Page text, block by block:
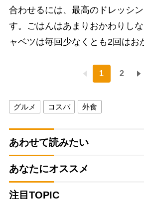
合わせるには、最高のドレッシ
す。ごはんはあまりおかわりし
ャベツは毎回少なくとも2回はお
1 2
グルメ コスパ 外食
あわせて読みたい
あなたにオススメ
注目TOPIC